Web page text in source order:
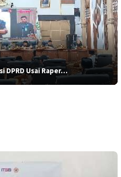
DPRD Usai Raper…